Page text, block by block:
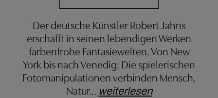
Der deutsche Künstler Robert Jahns
erschafft in seinen lebendigen Werken
farbenfrohe Fantasiewelten. Von New
York bis nach Venedig: Die spielerischen
Fotomanipulationen verbinden Mensch,
Natur… weiterlesen